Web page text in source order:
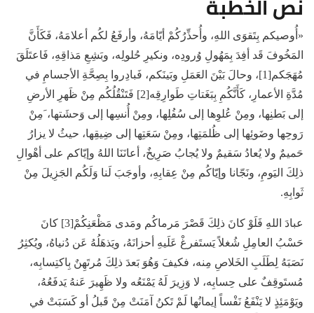
نص الخطبة
«أُوصيكم بِتَقوَى اللهِ، وأُحذِّرُكُمْ أيّامَهُ، وأرفَعُ لكُم أعلامَهُ، فَكَأَنَّ
المَخُوفَ قَد أفِدَ بِمَهُولِ وُرودِه، ونكيرِ حُلولِه، وبَشِعِ مَذاقِهِ، فَاعتَلَقَ
مُهَجَكم[1]، وحالَ بَيْنَ العَمَلِ وبَينَكم، فَبادِروا بِصِحَّةِ الأجسامِ في
مُدَّةِ الأعمارِ، كَأَنَّكُمِ بِبَغَتاتِ طَوارِقِه[2] فَتَنْقُلُكُم مِنْ ظَهرِ الأرضِ
إلى بَطنِها، ومِنْ عُلوِها إلى سُفُلِها، ومِنْ أُنسِها إلى وَحشَتها، َمِنْ
رَوحِها وضَوئِها إلى ظُلمَتِها، ومِنْ سَعَتِها إلى ضِيقِها، حيثُ لا يزارُ
حَميمٌ ولا يُعادُ سَقيمٌ ولا يُجابُ صَرِيخٌ، أعانَنَا اللهُ وإيّاكم على أهْوالِ
ذلِكَ اليَومِ، ونَجّانا وإيّاكُم مِنْ عِقابِهِ، وأوجَبَ لَنا وَلَكُم الجَزِيلَ مِنْ
ثَوابِهِ.
عبادَ اللهِ فَلَوْ كانَ ذلِكَ قَصْرَ مَرماكُم ومَدى مَظْعَنِكُمْ[3] كانَ
حَسْبُ العامِلِ شُغلاً يَستَفرغْ عَلَيهِ أحزانَهُ، ويَذهَلُهُ عَن دُنياهُ، ويُكثِرُ
نَصَبَهُ لِطَلَبِ الخَلاصِ مِنه، فكيفَ وَهُوَ بَعدَ ذلِكَ مُرتَهِنٌ بِاكتِسابِه،
مُستَوقِفٌ على حِسابِه، لا وَزِيرَ لَهُ يَمْنَعُه ولا ظَهِيرَ عَنهُ يَدفَعُهُ،
ويَوْمَئِذٍ لا يَنْفَعُ نَفْساً إيمانُها لَمْ تَكنُ آمَنَتْ مِنْ قَبلُ أو كَسَبَتْ في